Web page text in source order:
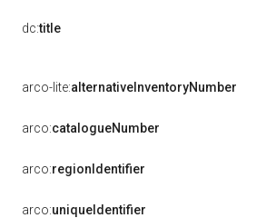
dc:title
arco-lite:alternativeInventoryNumber
arco:catalogueNumber
arco:regionIdentifier
arco:uniqueIdentifier